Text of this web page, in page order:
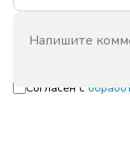
Согласен с